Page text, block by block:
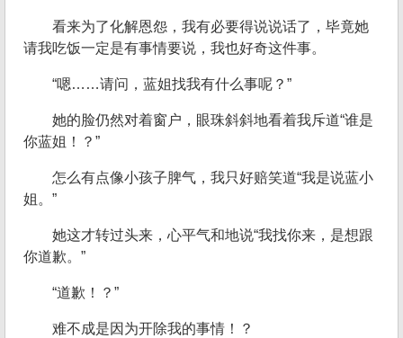
看来为了化解恩怨，我有必要得说说话了，毕竟她
请我吃饭一定是有事情要说，我也好奇这件事。
“嗯……请问，蓝姐找我有什么事呢？”
她的脸仍然对着窗户，眼珠斜斜地看着我斥道“谁是
你蓝姐！？”
怎么有点像小孩子脾气，我只好赔笑道“我是说蓝小
姐。”
她这才转过头来，心平气和地说“我找你来，是想跟
你道歉。”
“道歉！？”
难不成是因为开除我的事情！？